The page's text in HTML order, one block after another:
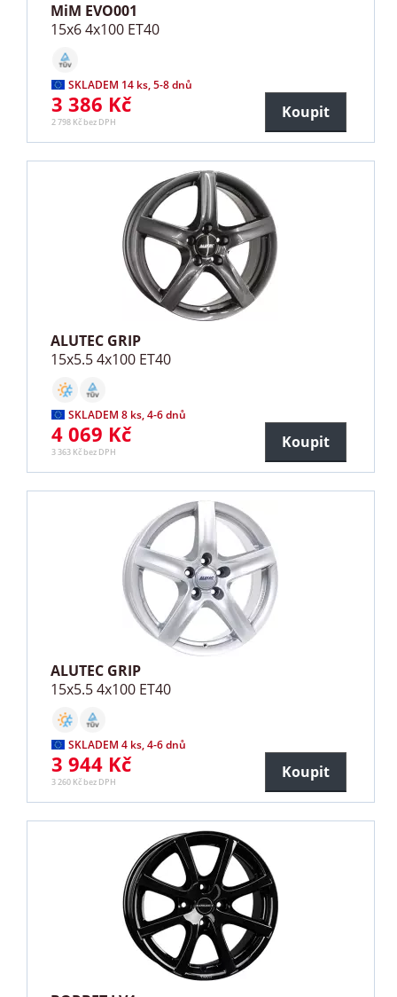
MiM EVO001
15x6 4x100 ET40
SKLADEM 14 ks, 5-8 dnů
3 386 Kč
2 798 Kč bez DPH
Koupit
ALUTEC GRIP
15x5.5 4x100 ET40
SKLADEM 8 ks, 4-6 dnů
4 069 Kč
3 363 Kč bez DPH
Koupit
ALUTEC GRIP
15x5.5 4x100 ET40
SKLADEM 4 ks, 4-6 dnů
3 944 Kč
3 260 Kč bez DPH
Koupit